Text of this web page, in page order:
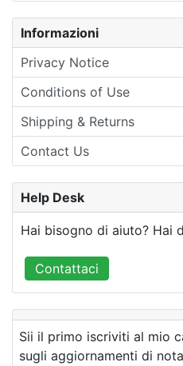
Informazioni
Privacy Notice
Conditions of Use
Shipping & Returns
Contact Us
Help Desk
Hai bisogno di aiuto? Hai
Contattaci
Sii il primo iscriviti al mio
sugli aggiornamenti di